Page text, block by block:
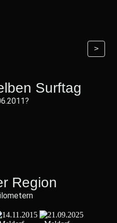
>
Surftag
Region